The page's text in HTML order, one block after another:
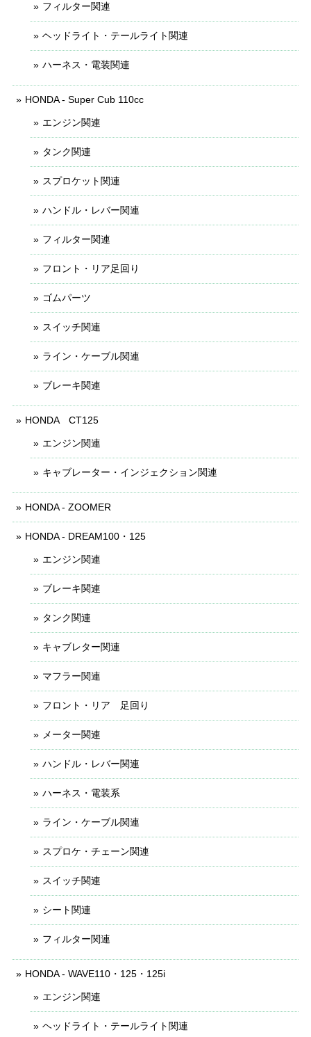
フィルター関連
ヘッドライト・テールライト関連
ハーネス・電装関連
HONDA - Super Cub 110cc
エンジン関連
タンク関連
スプロケット関連
ハンドル・レバー関連
フィルター関連
フロント・リア足回り
ゴムパーツ
スイッチ関連
ライン・ケーブル関連
ブレーキ関連
HONDA CT125
エンジン関連
キャブレーター・インジェクション関連
HONDA - ZOOMER
HONDA - DREAM100・125
エンジン関連
ブレーキ関連
タンク関連
キャブレター関連
マフラー関連
フロント・リア 足回り
メーター関連
ハンドル・レバー関連
ハーネス・電装系
ライン・ケーブル関連
スプロケ・チェーン関連
スイッチ関連
シート関連
フィルター関連
HONDA - WAVE110・125・125i
エンジン関連
ヘッドライト・テールライト関連